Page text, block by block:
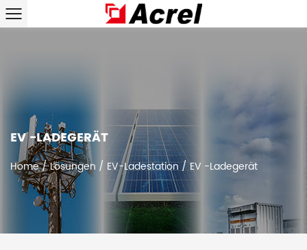
EV -LADEGERÄT
Home/Lösungen / EV-Ladestation/EV -Ladegerät